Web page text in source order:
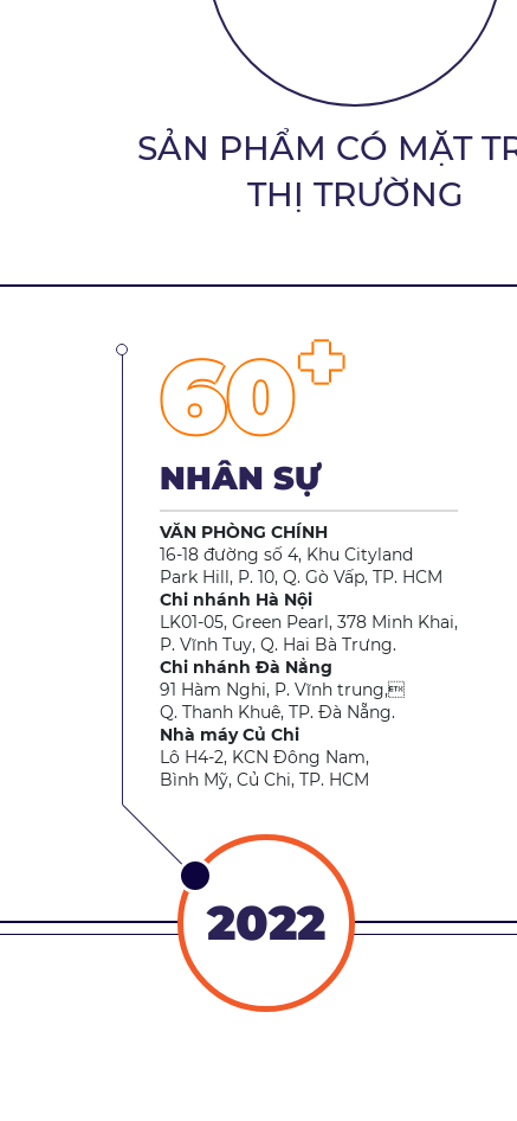
SẢN PHẨM CÓ MẶT
THỊ TRƯỜNG
60+
NHÂN SỰ
VĂN PHÒNG CHÍNH
16-18 đường số 4, Khu Cityland
Park Hill, P. 10, Q. Gò Vấp, TP. HCM
Chi nhánh Hà Nội
LK01-05, Green Pearl, 378 Minh Khai,
P. Vĩnh Tuy, Q. Hai Bà Trưng.
Chi nhánh Đà Nẳng
91 Hàm Nghi, P. Vĩnh trung,
Q. Thanh Khuê, TP. Đà Nẵng.
Nhà máy Củ Chi
Lô H4-2, KCN Đông Nam,
Bình Mỹ, Củ Chi, TP. HCM
2022